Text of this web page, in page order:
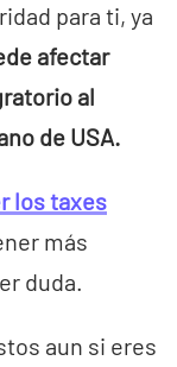
para ti, ya
afectar
al
de USA.
los taxes
más
duda.
aun si eres